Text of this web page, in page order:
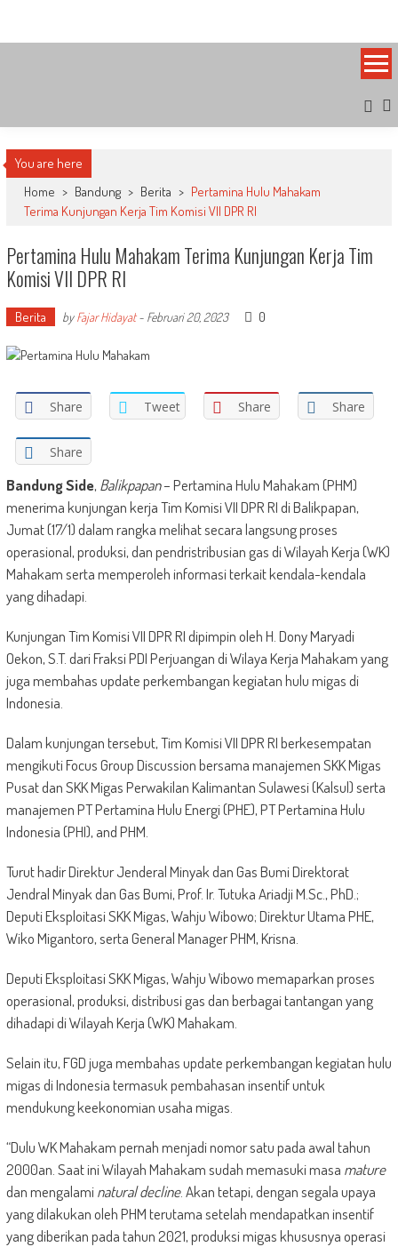
content
You are here
Home > Bandung > Berita > Pertamina Hulu Mahakam
Terima Kunjungan Kerja Tim Komisi VII DPR RI
Pertamina Hulu Mahakam Terima Kunjungan Kerja Tim
Komisi VII DPR RI
Berita byFajar Hidayat- Februari 20, 2023 0
Share Tweet Share Share
Share
Bandung Side, Balikpapan– Pertamina Hulu Mahakam (PHM)
menerima kunjungan kerja Tim Komisi VII DPR RI di Balikpapan,
Jumat (17/1) dalam rangka melihat secara langsung proses
operasional, produksi, dan pendristribusian gas di Wilayah Kerja (WK)
Mahakam serta memperoleh informasi terkait kendala-kendala
yang dihadapi.
Kunjungan Tim Komisi VII DPR RI dipimpin oleh H. Dony Maryadi
Oekon, S.T. dari Fraksi PDI Perjuangan di Wilaya Kerja Mahakam yang
juga membahas update perkembangan kegiatan hulu migas di
Indonesia.
Dalam kunjungan tersebut, Tim Komisi VII DPR RI berkesempatan
mengikuti Focus Group Discussion bersama manajemen SKK Migas
Pusat dan SKK Migas Perwakilan Kalimantan Sulawesi (Kalsul) serta
manajemen PT Pertamina Hulu Energi (PHE), PT Pertamina Hulu
Indonesia (PHI), and PHM.
Turut hadir Direktur Jenderal Minyak dan Gas Bumi Direktorat
Jendral Minyak dan Gas Bumi, Prof. Ir. Tutuka Ariadji M.Sc., PhD.;
Deputi Eksploitasi SKK Migas, Wahju Wibowo; Direktur Utama PHE,
Wiko Migantoro, serta General Manager PHM, Krisna.
Deputi Eksploitasi SKK Migas, Wahju Wibowo memaparkan proses
operasional, produksi, distribusi gas dan berbagai tantangan yang
dihadapi di Wilayah Kerja (WK) Mahakam.
Selain itu, FGD juga membahas update perkembangan kegiatan hulu
migas di Indonesia termasuk pembahasan insentif untuk
mendukung keekonomian usaha migas.
“Dulu WK Mahakam pernah menjadi nomor satu pada awal tahun
2000an. Saat ini Wilayah Mahakam sudah memasuki masa mature
dan mengalaminatural decline. Akan tetapi, dengan segala upaya
yang dilakukan oleh PHM terutama setelah mendapatkan insentif
yang diberikan pada tahun 2021, produksi migas khususnya operasi